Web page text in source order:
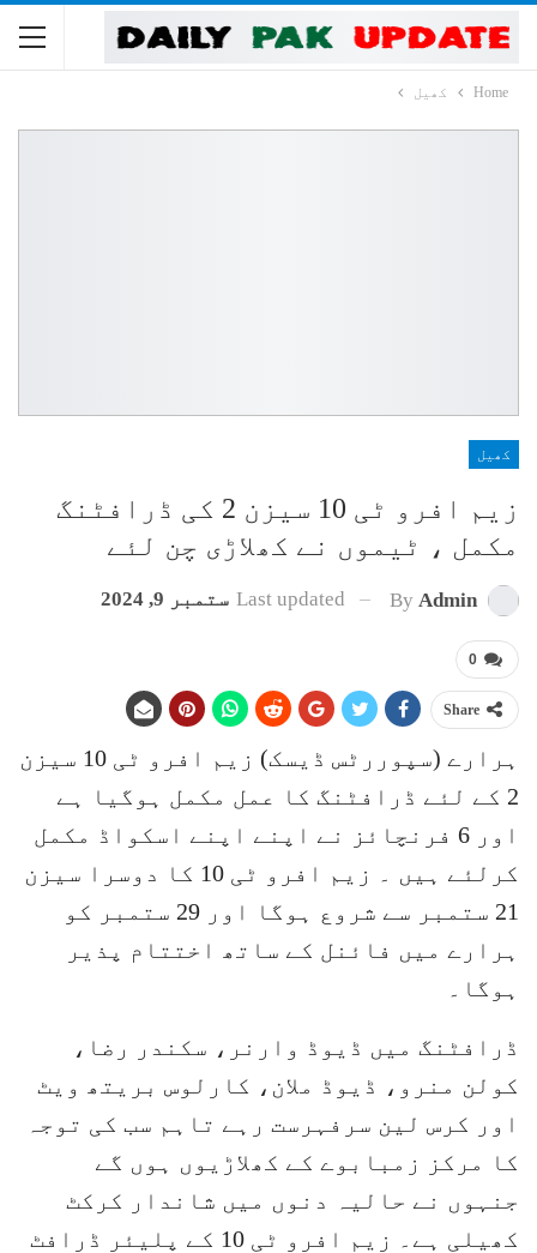
Home کھیل
کھیل
زیم افرو ٹی 10 سیزن 2 کی ڈرافٹنگ
مکمل ، ٹیموں نے کھلاڑی چن لئے
By Admin
Last updated ستمبر 9, 2024
0
Share
ہرارے (سپوررٹس ڈیسک) زیم افرو ٹی 10 سیزن
2 کے لئے ڈرافٹنگ کا عمل مکمل ہوگیا ہے
اور 6 فرنچائز نے اپنے اپنے اسکواڈ مکمل
کرلئے ہیں ۔ زیم افرو ٹی 10 کا دوسرا سیزن
21 ستمبر سے شروع ہوگا اور 29 ستمبر کو
ہرارے میں فائنل کے ساتھ اختتام پذیر
ہوگا۔
ڈرافٹنگ میں ڈیوڈ وارنر، سکندر رضا،
کولن منرو، ڈیوڈ ملان، کارلوس بریتھ ویٹ
اور کرس لین سرفہرست رہے تاہم سب کی توجہ
کا مرکز زمبابوے کے کھلاڑیوں ہوں گے
جنہوں نے حالیہ دنوں میں شاندار کرکٹ
کھیلی ہے۔ زیم افرو ٹی 10 کے پلیئر ڈرافٹ